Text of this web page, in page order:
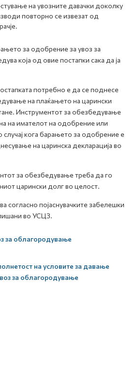
на увозните давачки доколку
повторно се извезат од
за одобрение за увоз за
која од овие постапки сака да ја
потребно е да се поднесе
на плаќањето на царински
Инструментот за обезбедување
на имателот на одобрение или
случај кога барањето за одобрение е
на царинска декларација во
за обезбедување треба да го
царински долг во целост.
согласно појаснувачките забелешки
во УСЦЗ.
за облагородување
на условите за давање
за облагородување